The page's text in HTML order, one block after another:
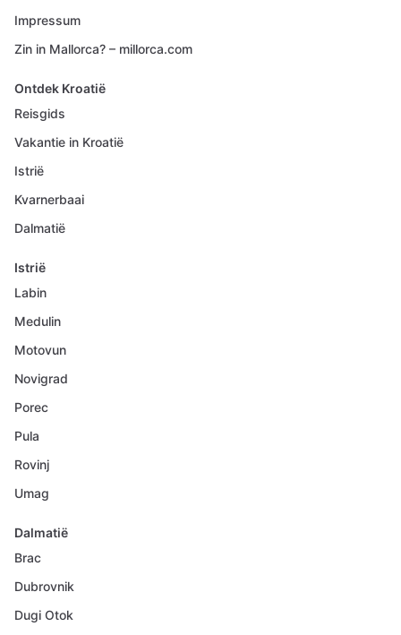
Impressum
Zin in Mallorca? – millorca.com
Ontdek Kroatië
Reisgids
Vakantie in Kroatië
Istrië
Kvarnerbaai
Dalmatië
Istrië
Labin
Medulin
Motovun
Novigrad
Porec
Pula
Rovinj
Umag
Dalmatië
Brac
Dubrovnik
Dugi Otok